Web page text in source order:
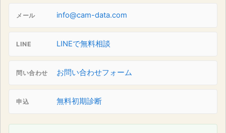
メール info@cam-data.com
LINE LINEで無料相談
問い合わせ お問い合わせフォーム
申込 無料初期診断